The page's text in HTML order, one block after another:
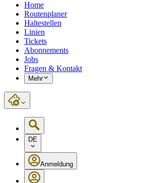
Home
Routenplaner
Haltestellen
Linien
Tickets
Abonnements
Jobs
Fragen & Kontakt
Mehr
DE
Anmeldung